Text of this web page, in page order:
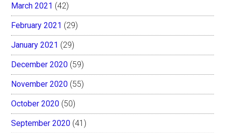
March 2021 (42)
February 2021 (29)
January 2021 (29)
December 2020 (59)
November 2020 (55)
October 2020 (50)
September 2020 (41)